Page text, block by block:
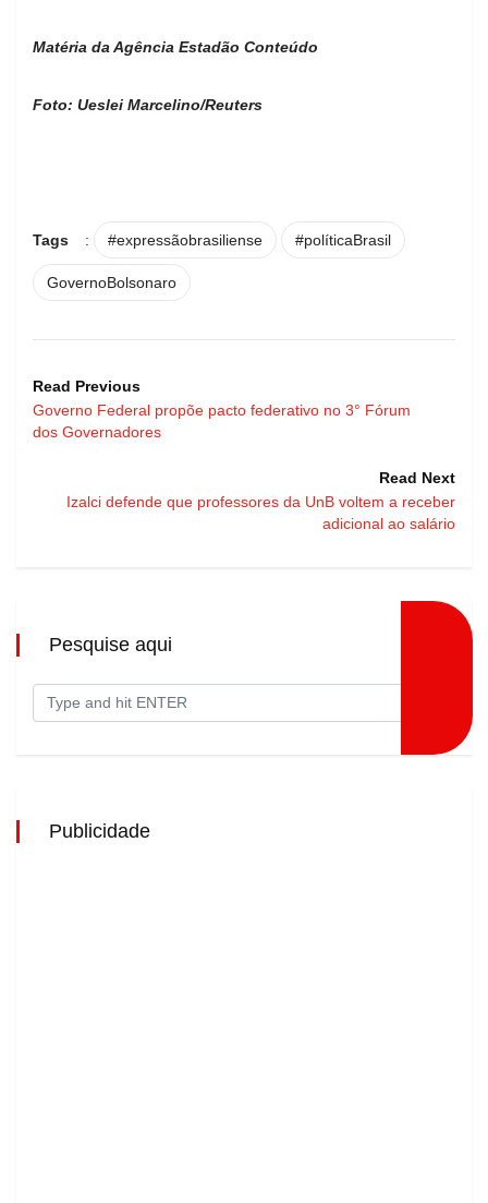
Matéria da Agência Estadão Conteúdo
Foto: Ueslei Marcelino/Reuters
Tags : #expressãobrasiliense #políticaBrasil
GovernoBolsonaro
Read Previous
Governo Federal propõe pacto federativo no 3° Fórum
dos Governadores
Read Next
Izalci defende que professores da UnB voltem a receber
adicional ao salário
Pesquise aqui
Publicidade